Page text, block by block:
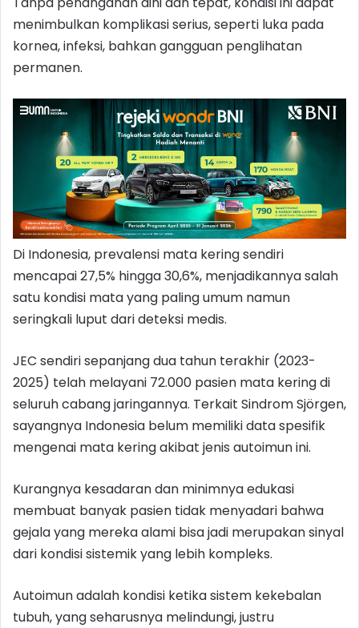
menimbulkan komplikasi serius, seperti luka pada
kornea, infeksi, bahkan gangguan penglihatan
permanen.
Di Indonesia, prevalensi mata kering sendiri
mencapai 27,5% hingga 30,6%, menjadikannya salah
satu kondisi mata yang paling umum namun
seringkali luput dari deteksi medis.
JEC sendiri sepanjang dua tahun terakhir (2023-
2025) telah melayani 72.000 pasien mata kering di
seluruh cabang jaringannya. Terkait Sindrom Sjörgen,
sayangnya Indonesia belum memiliki data spesifik
mengenai mata kering akibat jenis autoimun ini.
Kurangnya kesadaran dan minimnya edukasi
membuat banyak pasien tidak menyadari bahwa
gejala yang mereka alami bisa jadi merupakan sinyal
dari kondisi sistemik yang lebih kompleks.
Autoimun adalah kondisi ketika sistem kekebalan
tubuh, yang seharusnya melindungi, justru